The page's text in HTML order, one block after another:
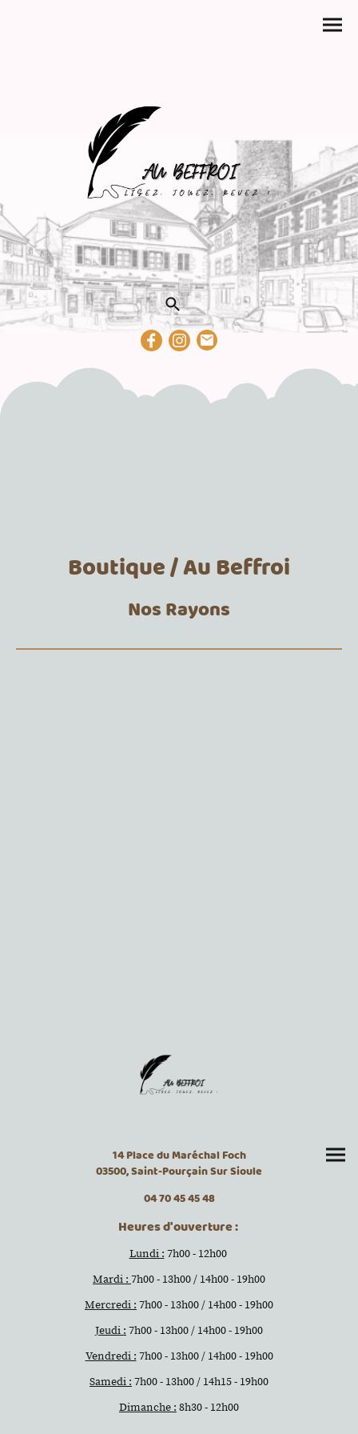
Boutique / Au Beffroi
Nos Rayons
14 Place du Maréchal Foch
03500, Saint-Pourçain Sur Sioule
04 70 45 45 48
Heures d'ouverture :
Lundi : 7h00 - 12h00
Mardi : 7h00 - 13h00 / 14h00 - 19h00
Mercredi : 7h00 - 13h00 / 14h00 - 19h00
Jeudi : 7h00 - 13h00 / 14h00 - 19h00
Vendredi : 7h00 - 13h00 / 14h00 - 19h00
Samedi : 7h00 - 13h00 / 14h15 - 19h00
Dimanche : 8h30 - 12h00